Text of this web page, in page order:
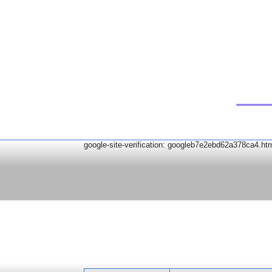
google-site-verification: